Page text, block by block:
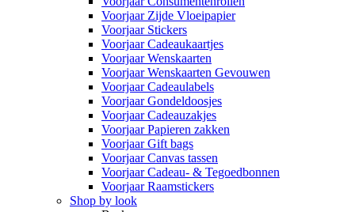
Voorjaar Zijde Vloeipapier
Voorjaar Stickers
Voorjaar Cadeaukaartjes
Voorjaar Wenskaarten
Voorjaar Wenskaarten Gevouwen
Voorjaar Cadeaulabels
Voorjaar Gondeldoosjes
Voorjaar Cadeauzakjes
Voorjaar Papieren zakken
Voorjaar Gift bags
Voorjaar Canvas tassen
Voorjaar Cadeau- & Tegoedbonnen
Voorjaar Raamstickers
Shop by look